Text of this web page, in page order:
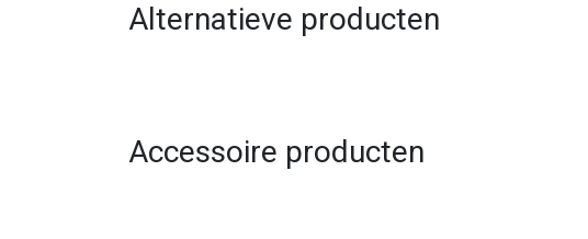
Alternatieve producten
Accessoire producten